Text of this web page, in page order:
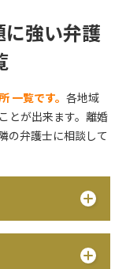
強い弁護
一覧です。各地域
とが出来ます。離婚
の弁護士に相談して